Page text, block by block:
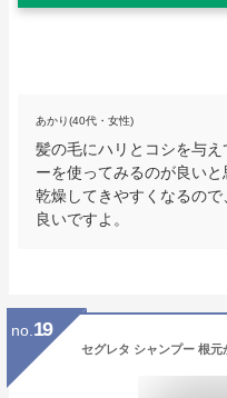
あかり(40代・女性)
髪の毛にハリとコシを与
ーを使ってみるのが良い
乾燥してきやすくなるの
良いですよ。
no. 19